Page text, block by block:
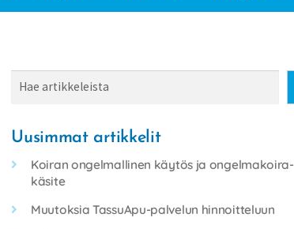
Haku
Uusimmat artikkelit
Koiran ongelmallinen käytös ja ongelmakoira-
käsite
Muutoksia TassuApu-palvelun hinnoitteluun